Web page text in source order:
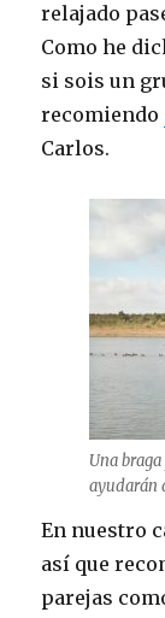
relajado
Como he
si sois un
recomiendo
Carlos.
Una
ayudarán
En nuestro
así que
parejas